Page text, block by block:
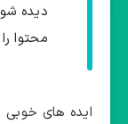
دیده
محتوا
ایده های